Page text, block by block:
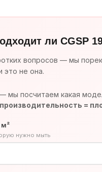
ли CGSP
вопросов — мы
это не она.
мы посчитаем какая
=
нужно мыть